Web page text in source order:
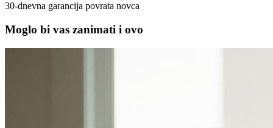
30-dnevna garancija povrata novca
Moglo bi vas zanimati i ovo